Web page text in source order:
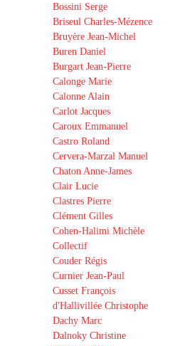
Bossini Serge
Briseul Charles-Mézence
Bruyère Jean-Michel
Buren Daniel
Burgart Jean-Pierre
Calonge Marie
Calonne Alain
Carlot Jacques
Caroux Emmanuel
Castro Roland
Cervera-Marzal Manuel
Chaton Anne-James
Clair Lucie
Clastres Pierre
Clément Gilles
Cohen-Halimi Michèle
Collectif
Couder Régis
Curnier Jean-Paul
Cusset François
d'Hallivillée Christophe
Dachy Marc
Dalnoky Christine